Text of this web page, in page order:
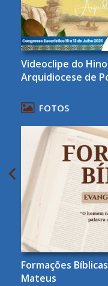
Videoclipe do
Arquidiocese de
FOTOS
Formações
Mateus